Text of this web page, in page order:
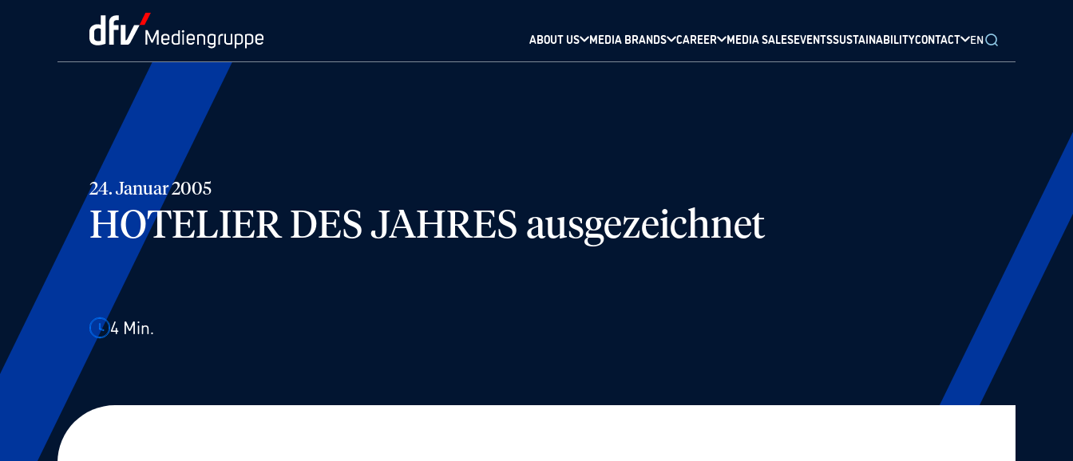
ABOUT US MEDIA BRANDS CAREER MEDIA SALESEVENTSSUSTAINABILITYCONTACT EN
24. Januar 2005
HOTELIER DES JAHRES ausgezeichnet
4 Min.